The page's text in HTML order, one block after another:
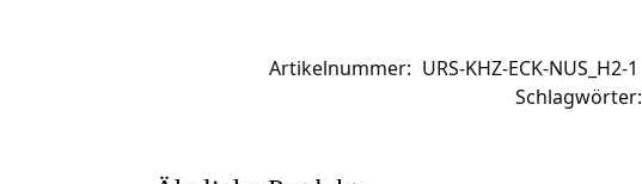
Artikelnummer: URS-KHZ-ECK-NUS_H2-1
Schlagwörter: